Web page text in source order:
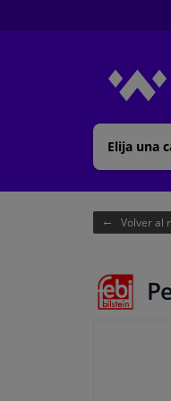
Elija una
Volver al